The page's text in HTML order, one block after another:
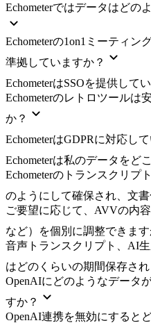
Echometerではデータはどの
Echometerの1on1ミーティン
準拠していますか？
EchometerはSSOを提供して
Echometerのレトロツールは
か？
EchometerはGDPRに対応し
Echometerは私のデータをど
Echometerのトランスクリプ
のようにして確保され、文
ご要望に応じて、AVVの内
など）を個別に調整できます
音声トランスクリプト、AI
はどのくらいの期間保存され
OpenAIにどのようなデータ
すか？
OpenAI連携を無効にすると